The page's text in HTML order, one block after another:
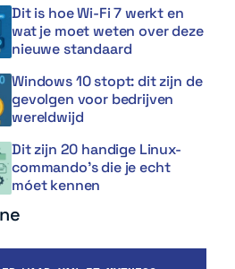
Dit is hoe Wi-Fi 7 werkt en
wat je moet weten over deze
nieuwe standaard
Windows 10 stopt: dit zijn de
gevolgen voor bedrijven
wereldwijd
Dit zijn 20 handige Linux-
commando’s die je echt
móet kennen